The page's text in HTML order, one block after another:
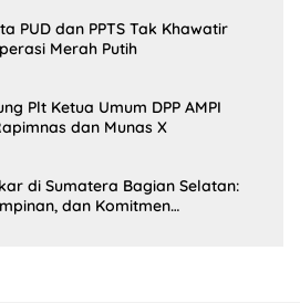
PUD dan PPTS Tak Khawatir
Merah Putih
Plt Ketua Umum DPP AMPI
dan Munas X
di Sumatera Bagian Selatan:
dan Komitmen